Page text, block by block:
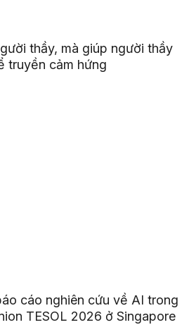
thầy, mà giúp người thầy
truyền cảm hứng
cáo nghiên cứu về AI trong
TESOL 2026 ở Singapore